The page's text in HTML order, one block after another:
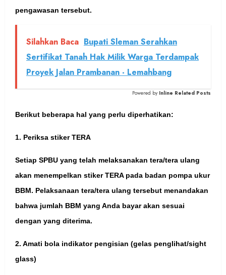
pengawasan tersebut.
Silahkan Baca Bupati Sleman Serahkan
Sertifikat Tanah Hak Milik Warga Terdampak
Proyek Jalan Prambanan - Lemahbang
Powered by Inline Related Posts
Berikut beberapa hal yang perlu diperhatikan:
1. Periksa stiker TERA
Setiap SPBU yang telah melaksanakan tera/tera ulang
akan menempelkan stiker TERA pada badan pompa ukur
BBM. Pelaksanaan tera/tera ulang tersebut menandakan
bahwa jumlah BBM yang Anda bayar akan sesuai
dengan yang diterima.
2. Amati bola indikator pengisian (gelas penglihat/sight
glass)